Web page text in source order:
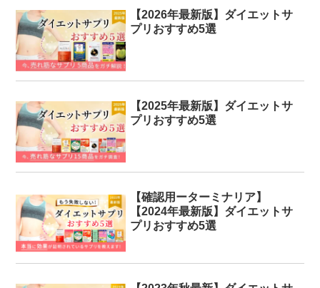
【2026年最新版】ダイエットサ
プリおすすめ5選
【2025年最新版】ダイエットサ
プリおすすめ5選
【確認用ーターミナリア】
【2024年最新版】ダイエットサ
プリおすすめ5選